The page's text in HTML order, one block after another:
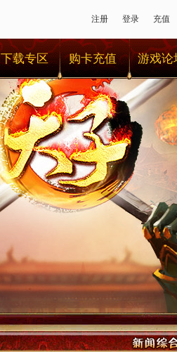
注册 登录 充值
下载专区 购卡充值 游戏论